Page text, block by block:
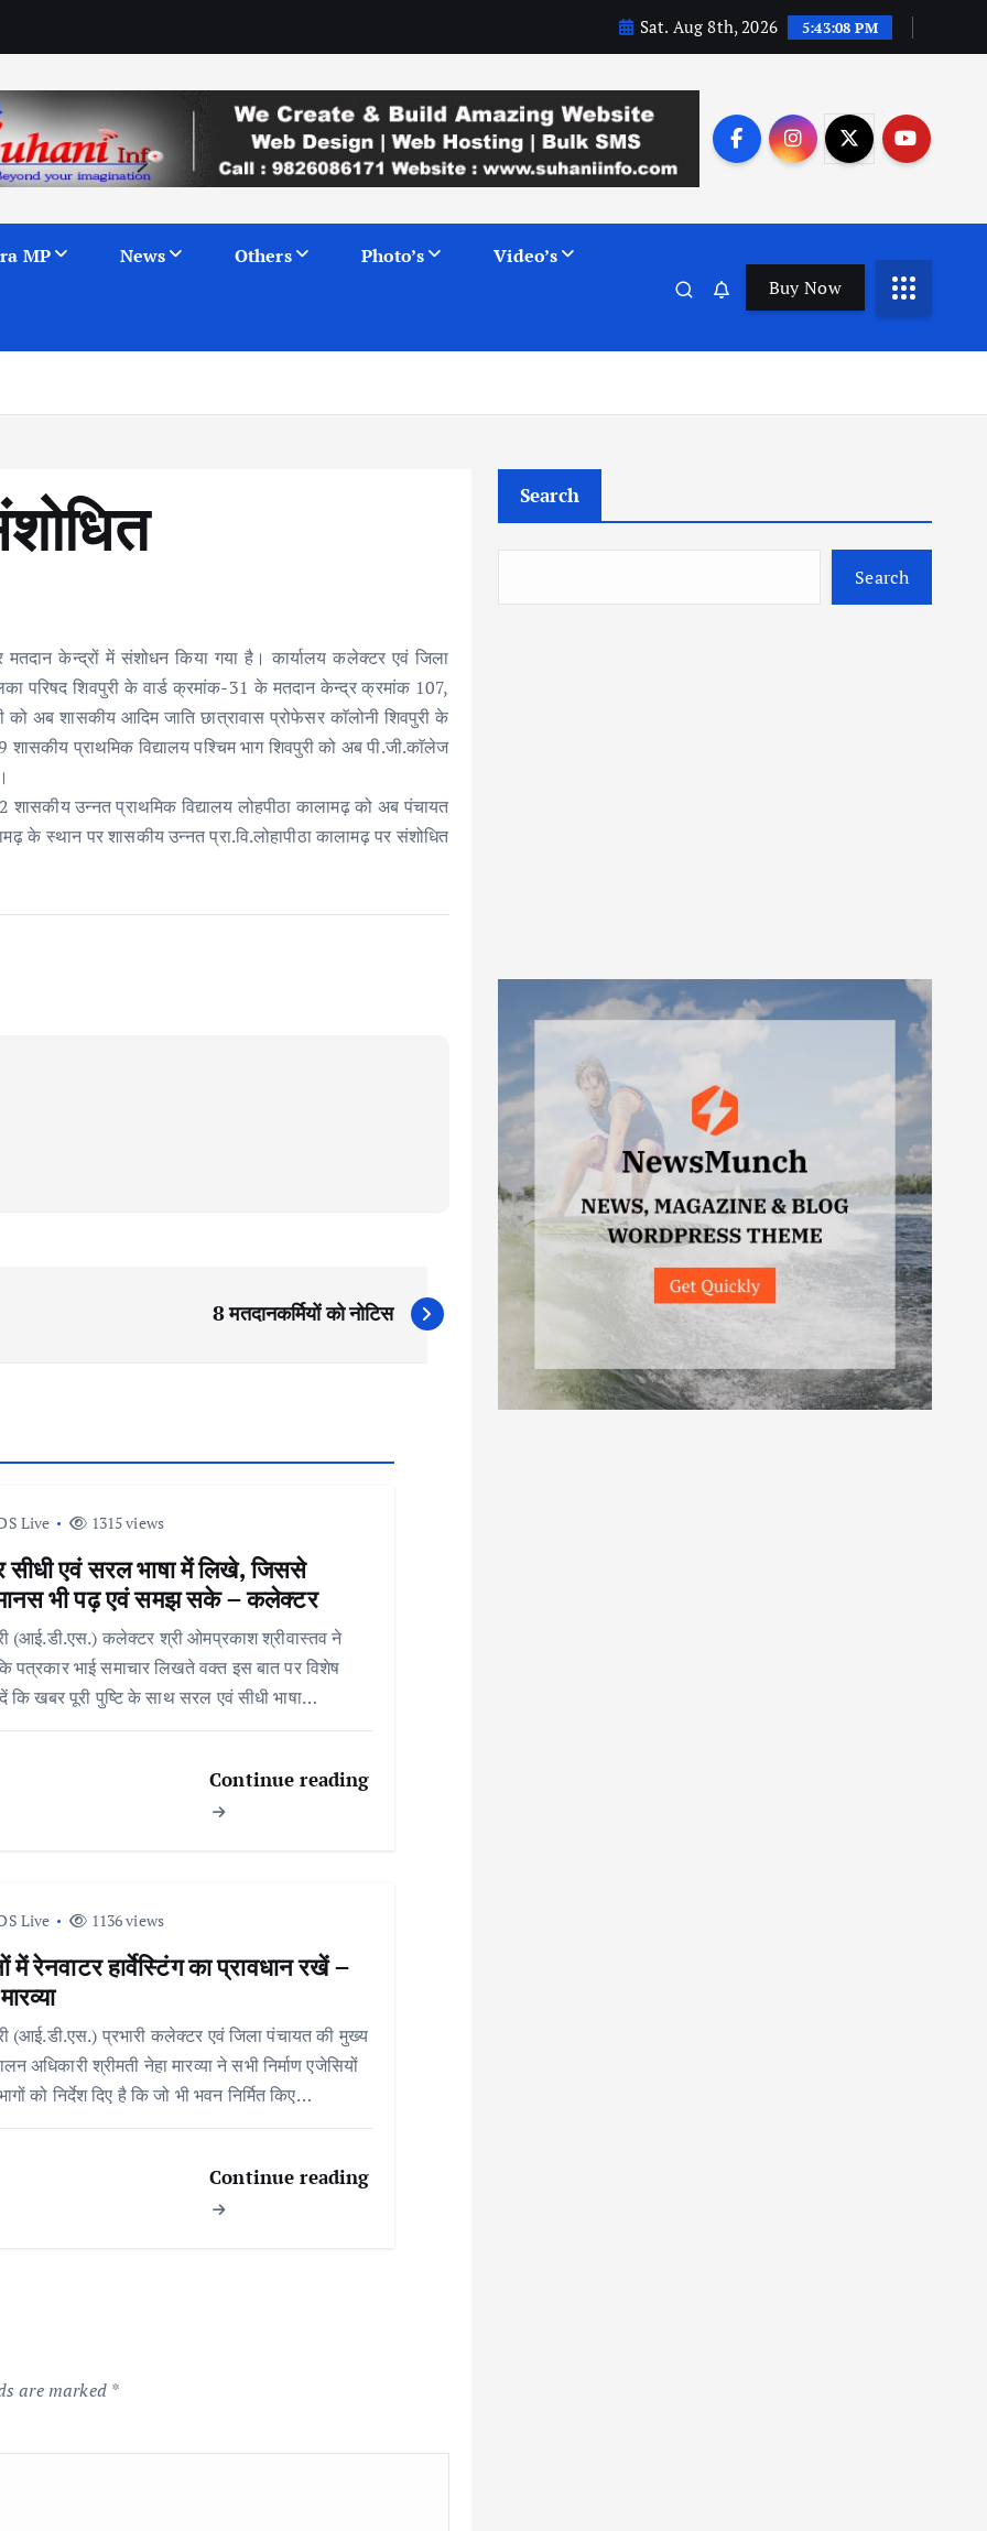
Sat. Aug 8th, 2026 5:43:09 PM
MP News Others Photo’s Video’s
Buy Now
मतदान केन्द्रों में संशोधन किया गया है। कार्यालय कलेक्टर एवं जिला
परिषद शिवपुरी के वार्ड क्रमांक-31 के मतदान केन्द्र क्रमांक 107,
को अब शासकीय आदिम जाति छात्रावास प्रोफेसर काॅलोनी शिवपुरी के
प्राथमिक विद्यालय पश्चिम भाग शिवपुरी को अब पी.जी.काॅलेज
उन्नत प्राथमिक विद्यालय लोहपीठा कालामढ़ को अब पंचायत
स्थान पर शासकीय उन्नत प्रा.वि.लोहापीठा कालामढ़ पर संशोधित
8 मतदानकर्मियों को नोटिस
Live 1315 views
एवं सरल भाषा में लिखे, जिससे
भी पढ़ एवं समझ सके – कलेक्टर
(आई.डी.एस.) कलेक्टर श्री ओमप्रकाश श्रीवास्तव ने
पत्रकार भाई समाचार लिखते वक्त इस बात पर विशेष
कि खबर पूरी पुष्टि के साथ सरल एवं सीधी भाषा…
Continue reading
Live 1136 views
में रेनवाटर हार्वेस्टिंग का प्रावधान रखें –
(आई.डी.एस.) प्रभारी कलेक्टर एवं जिला पंचायत की मुख्य
अधिकारी श्रीमती नेहा मारव्या ने सभी निर्माण एजेसियों
को निर्देश दिए है कि जो भी भवन निर्मित किए…
Continue reading
are marked *
Search
Search